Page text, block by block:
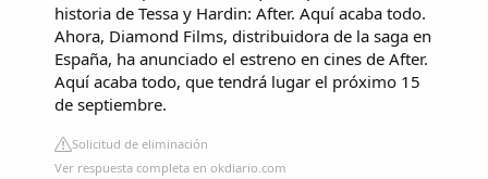
historia de Tessa y Hardin: After. Aquí acaba todo.
Ahora, Diamond Films, distribuidora de la saga en
España, ha anunciado el estreno en cines de After.
Aquí acaba todo, que tendrá lugar el próximo 15
de septiembre.
Solicitud de eliminación
Ver respuesta completa en okdiario.com